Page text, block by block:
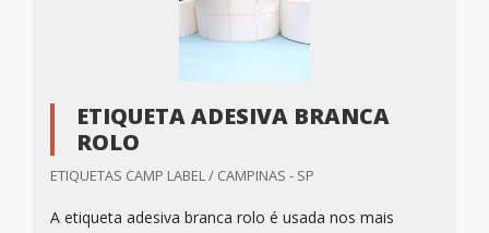
ETIQUETA ADESIVA BRANCA
ROLO
ETIQUETAS CAMP LABEL / CAMPINAS - SP
A etiqueta adesiva branca rolo é usada nos mais